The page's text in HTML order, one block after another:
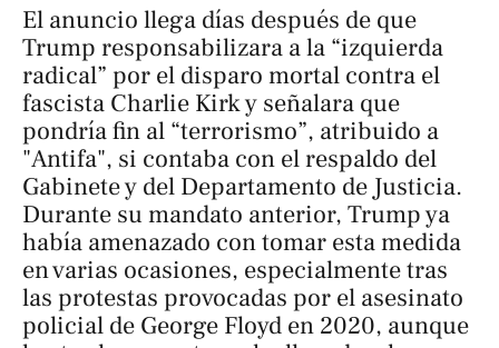
El anuncio llega días después de que
Trump responsabilizara a la “izquierda
radical” por el disparo mortal contra el
fascista Charlie Kirk y señalara que
pondría fin al “terrorismo”, atribuido a
"Antifa", si contaba con el respaldo del
Gabinete y del Departamento de Justicia.
Durante su mandato anterior, Trump ya
había amenazado con tomar esta medida
en varias ocasiones, especialmente tras
las protestas provocadas por el asesinato
policial de George Floyd en 2020, aunque